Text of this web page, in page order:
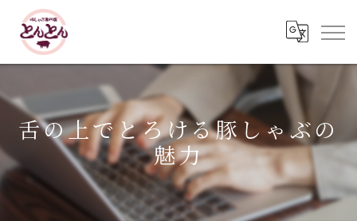
舌の上でとろける豚しゃぶの
魅力